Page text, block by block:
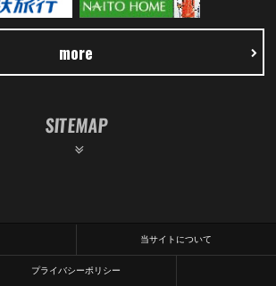
more
SITEMAP
当サイトについて
プライバシーポリシー